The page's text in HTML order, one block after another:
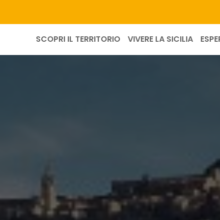
SCOPRI IL TERRITORIO VIVERE LA SICILIA